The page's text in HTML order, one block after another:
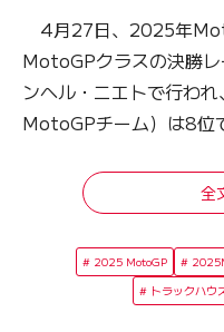
4月27日、2025年
MotoGPクラスの決勝
ンヘル・ニエトで行わ
MotoGPチーム）は8位
全
2025 MotoGP
トラックハウ